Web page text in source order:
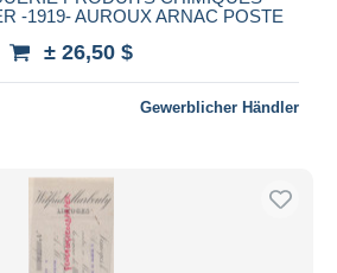
-1919- AUROUX ARNAC POSTE
± 26,50 $
Gewerblicher Händler